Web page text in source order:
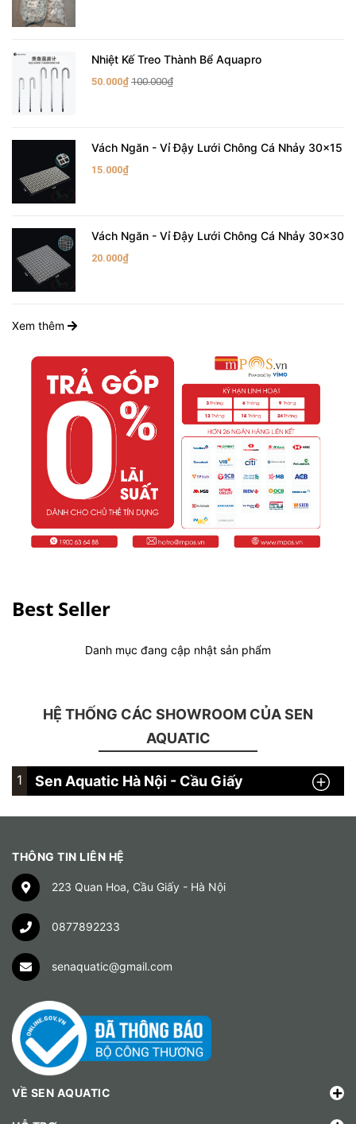
Nhiệt Kế Treo Thành Bể Aquapro
50.000₫ 100.000₫
Vách Ngăn - Vỉ Đậy Lưới Chông Cá Nhảy 30x15
15.000₫
Vách Ngăn - Vỉ Đậy Lưới Chông Cá Nhảy 30x30
20.000₫
Xem thêm
Best Seller
Danh mục đang cập nhật sản phẩm
HỆ THỐNG CÁC SHOWROOM CỦA SEN
AQUATIC
1 Sen Aquatic Hà Nội - Cầu Giấy
THÔNG TIN LIÊN HỆ
223 Quan Hoa, Cầu Giấy - Hà Nội
0877892233
senaquatic@gmail.com
VỀ SEN AQUATIC